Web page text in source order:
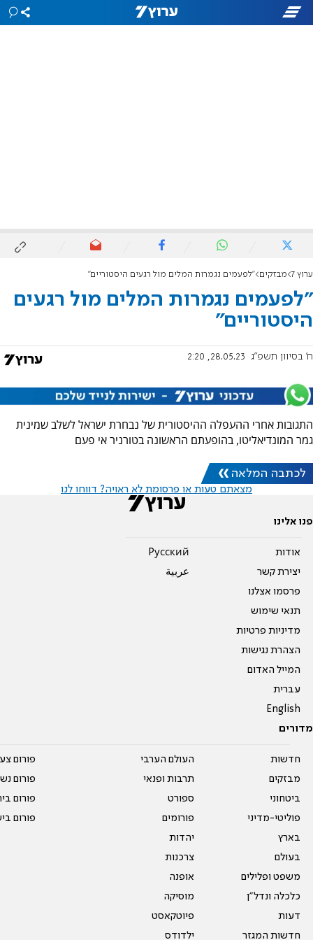
ערוץ 7 מבזקים "לפעמים נגמרות המלים מול רגעים היסטוריים"
"לפעמים נגמרות המלים מול רגעים
היסטוריים"
ח' בסיוון תשפ"ג 28.05.23, 2:20
התגובות אחרי ההעפלה ההיסטורית של נבחרת ישראל לשלב שמינית
גמר המונדיאליטו, בהופעתם הראשונה בטורניר אי פעם
לכתבה המלאה
מצאתם טעות או פרסומת לא ראויה? דווחו לנו
פנו אלינו
אודות
יצירת קשר
פרסמו אצלנו
תנאי שימוש
מדיניות פרטיות
הצהרת נגישות
המייל האדום
עברית
English
Pусский
عربية
מדורים
חדשות
מבזקים
ביטחוני
פוליטי-מדיני
בארץ
בעולם
משפט ופלילים
כלכלה ונדל"ן
דעות
חדשות המגזר
העולם הערבי
תרבות ופנאי
ספורט
פורומים
יהדות
צרכנות
אופנה
מוסיקה
פיוטקאסט
ילדודס
פורום
פורום
פורום
פורום